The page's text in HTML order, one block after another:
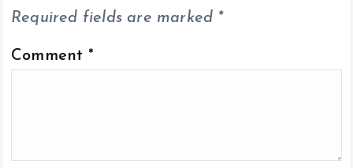
Required fields are marked *
Comment *